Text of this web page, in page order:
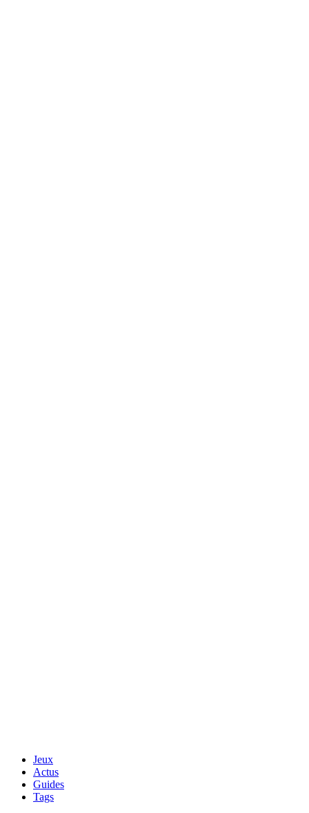
Jeux
Actus
Guides
Tags